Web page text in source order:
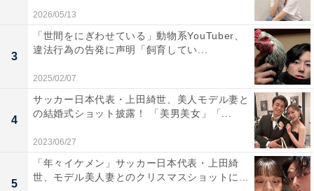
2026/05/13
3
「世間をにぎわせている」動物系YouTuber、
違法行為の告発に声明「飼育してい...
2025/02/07
4
サッカー日本代表・上田綺世、美人モデル妻と
の結婚式ショット披露！ 「美男美女」「...
2023/06/27
5
「年々イケメン」サッカー日本代表・上田綺
世、モデル美人妻とのクリスマスショットに...